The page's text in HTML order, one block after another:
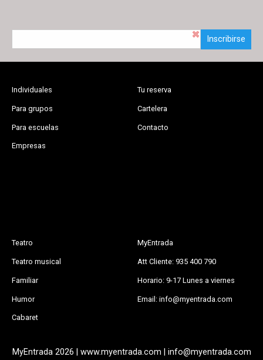
Inscribirse
Individuales
Para grupos
Para escuelas
Empresas
Tu reserva
Cartelera
Contacto
Teatro
Teatro musical
Familiar
Humor
Cabaret
MyEntrada
Att Cliente: 935 400 790
Horario: 9-17 Lunes a viernes
Email: info@myentrada.com
MyEntrada 2026 | www.myentrada.com | info@myentrada.com